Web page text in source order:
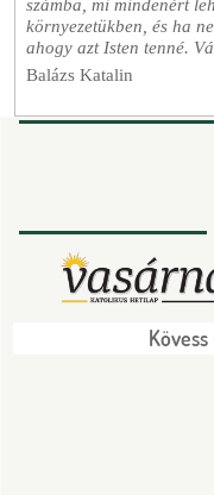
számba, mi mindenért
környezetükben, és ha
ahogy azt Isten tenné.
Balázs Katalin